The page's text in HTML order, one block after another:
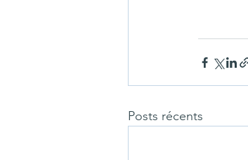
Posts récents